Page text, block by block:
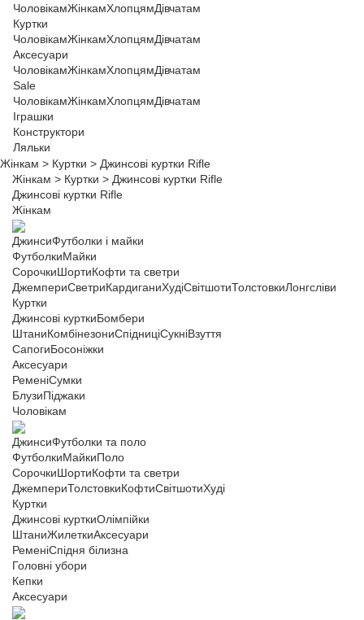
ЧоловікамЖінкамХлопцямДівчатам
Куртки
ЧоловікамЖінкамХлопцямДівчатам
Аксесуари
ЧоловікамЖінкамХлопцямДівчатам
Sale
ЧоловікамЖінкамХлопцямДівчатам
Іграшки
Конструктори
Ляльки
Жінкам > Куртки > Джинсові куртки Rifle
Жінкам > Куртки > Джинсові куртки Rifle
Джинсові куртки Rifle
Жінкам
ДжинсиФутболки і майки
ФутболкиМайки
СорочкиШортиКофти та светри
ДжемпериСветриКардиганиХудіСвітшотиТолстовкиЛонгсліви
Куртки
Джинсові курткиБомбери
ШтаниКомбінезониСпідниціСукніВзуття
СапогиБосоніжки
Аксесуари
РеменіСумки
БлузиПіджаки
Чоловікам
ДжинсиФутболки та поло
ФутболкиМайкиПоло
СорочкиШортиКофти та светри
ДжемпериТолстовкиКофтиСвітшотиХуді
Куртки
Джинсові курткиОлімпійки
ШтаниЖилеткиАксесуари
РеменіСпідня білизна
Головні убори
Кепки
Аксесуари